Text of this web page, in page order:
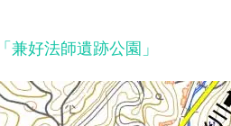
「兼好法師遺跡公園」